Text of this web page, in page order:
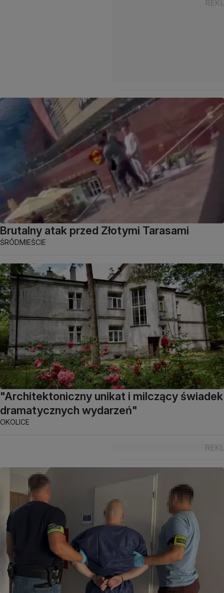
Brutalny atak przed Złotymi Tarasami
ŚRÓDMIEŚCIE
"Architektoniczny unikat i milczący świadek
dramatycznych wydarzeń"
OKOLICE